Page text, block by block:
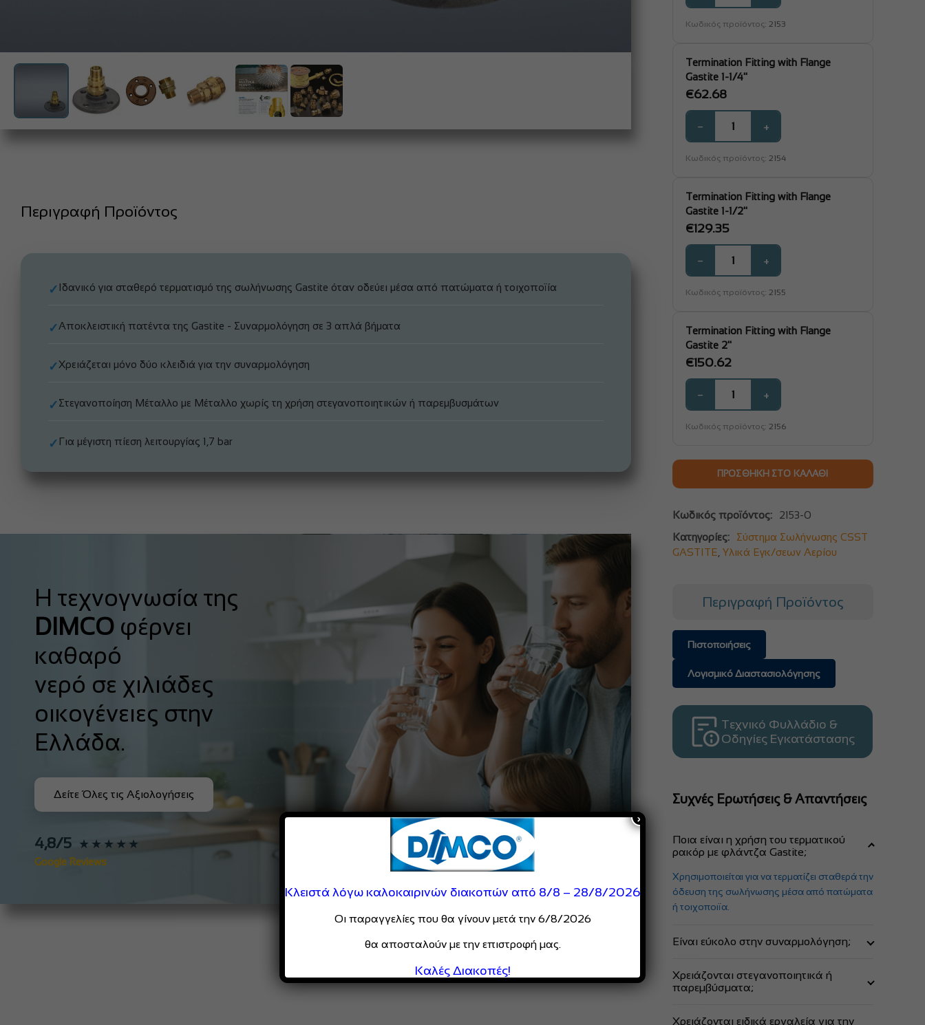
Περιγραφή Προϊόντος
✓ Ιδανικό για σταθερό τερματισμό της σωλήνωσης Gastite όταν οδεύει μέσα από πατώματα ή τοιχοποϊία
✓Αποκλειστική πατέντα της Gastite - Συναρμολόγηση σε 3 απλά βήματα
✓Χρειάζεται μόνο δύο κλειδιά για την συναρμολόγηση
✓Στεγανοποίηση Μέταλλο με Μέταλλο χωρίς τη χρήση στεγανοποιητικών ή παρεμβυσμάτων
✓ Για μέγιστη πίεση λειτουργίας 1,7 bar
Η τεχνογνωσία της
DIMCO φέρνει
καθαρό
νερό σε χιλιάδες
οικογένειες στην
Ελλάδα.
Δείτε Όλες τις Αξιολογήσεις
4,8/5 ★★★★★
Google Reviews
Κωδικός προϊόντος: 2153
Termination Fitting with Flange
Gastite 1-1/4"
€62.68
− +
Κωδικός προϊόντος: 2154
Termination Fitting with Flange
Gastite 1-1/2"
€129.35
− +
Κωδικός προϊόντος: 2155
Termination Fitting with Flange
Gastite 2"
€150.62
− +
Κωδικός προϊόντος: 2156
ΠΡΟΣΘΉΚΗ ΣΤΟ ΚΑΛΆΘΙ
Κωδικός προϊόντος:
2153-0
Κατηγορίες:
Σύστημα Σωλήνωσης CSST
GASTITE Υλικά Εγκ/σεων Αερίου
Περιγραφή Προϊόντος
Πιστοποιήσεις
Λογισμικό Διαστασιολόγησης
Τεχνικό Φυλλάδιο &
Οδηγίες Εγκατάστασης
Συχνές Ερωτήσεις & Απαντήσεις
Ποια είναι η χρήση του τερματικού
ρακόρ με φλάντζα Gastite;
Χρησιμοποιείται για να τερματίζει σταθερά την
όδευση της σωλήνωσης μέσα από πατώματα
ή τοιχοποιϊα.
Είναι εύκολο στην συναρμολόγηση;
η συναρμολόγηση είναι πολύ εύκολη και
γίνεται σε 3 βήματα
Χρειάζονται στεγανοποιητικά ή
παρεμβύσματα;
Χρειάζονται ειδικά εργαλεία για την
Κλειστά λόγω καλοκαιρινών διακοπών από 8/8 – 28/8/2026
Οι παραγγελίες που θα γίνουν μετά την 6/8/2026
θα αποσταλούν με την επιστροφή μας.
Καλές Διακοπές!
×